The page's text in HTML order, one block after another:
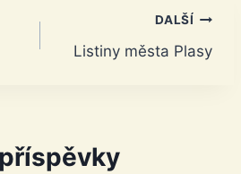
DALŠÍ
Listiny města Plasy